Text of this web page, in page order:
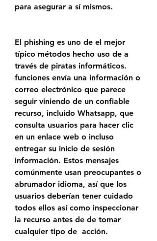
para asegurar a sí mismos.
El phishing es uno de el mejor
típico métodos hecho uso de a
través de piratas informáticos.
funciones envía una información o
correo electrónico que parece
seguir viniendo de un confiable
recurso, incluido Whatsapp, que
consulta usuarios para hacer clic
en un enlace web o incluso
entregar su inicio de sesión
información. Estos mensajes
comúnmente usan preocupantes o
abrumador idioma, así que los
usuarios deberían tener cuidado
todos ellos así como inspeccionar
la recurso antes de de tomar
cualquier tipo de  acción.